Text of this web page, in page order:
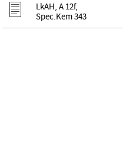
LkAH, A 12f,
Spec.Kem 343